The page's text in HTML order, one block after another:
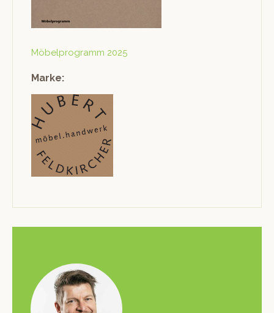
Möbel­pro­gramm 2025
Marke: